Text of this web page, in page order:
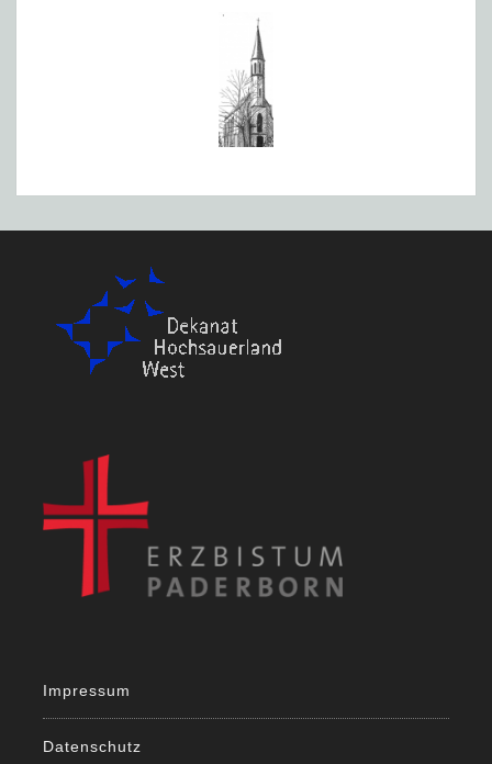
Impressum
Datenschutz